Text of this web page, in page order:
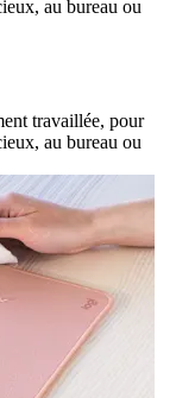
au bureau ou
travaillée, pour
au bureau ou